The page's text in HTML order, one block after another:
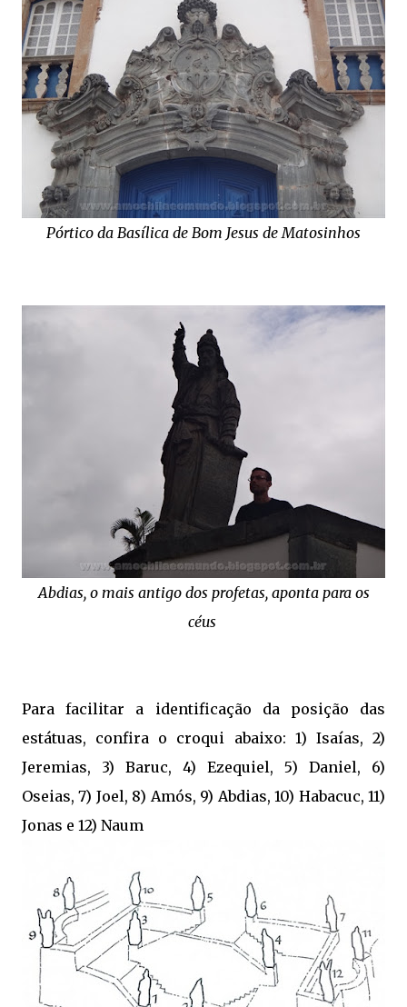
Pórtico da Basílica de Bom Jesus de Matosinhos
Abdias, o mais antigo dos profetas, aponta para os
céus
Para facilitar a identificação da posição das
estátuas, confira o croqui abaixo: 1) Isaías, 2)
Jeremias, 3) Baruc, 4) Ezequiel, 5) Daniel, 6)
Oseias, 7) Joel, 8) Amós, 9) Abdias, 10) Habacuc, 11)
Jonas e 12) Naum